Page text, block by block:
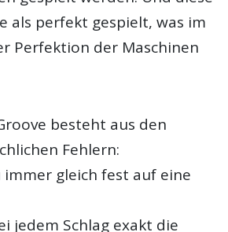
als perfekt gespielt, was im
Perfektion der Maschinen
besteht aus den
Fehlern:
immer gleich fest auf eine
jedem Schlag exakt die